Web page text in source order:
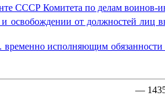
СССР Комитета по делам воинов-
освобождении от должностей
исполняющим
—